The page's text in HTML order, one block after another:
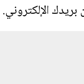
الإلكتروني.